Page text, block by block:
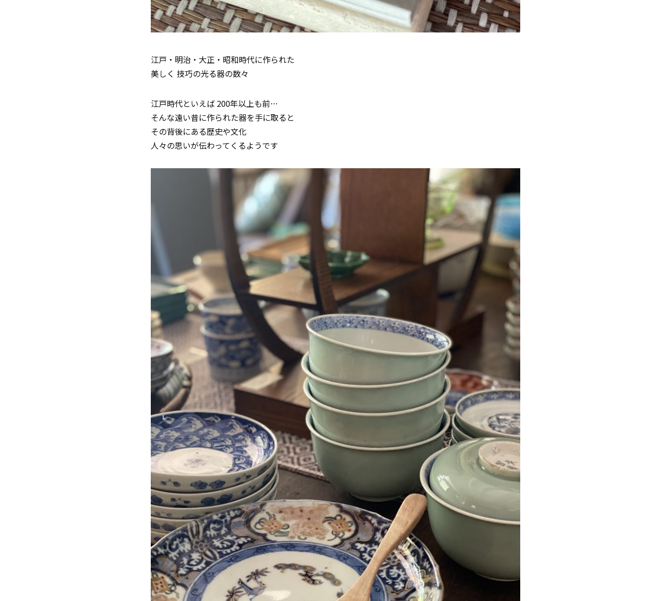
江戸・明治・大正・昭和時代に作られた
美しく 技巧の光る器の数々
江戸時代といえば 200年以上も前…
そんな遠い昔に作られた器を手に取ると
その背後にある歴史や文化
人々の思いが伝わってくるようです